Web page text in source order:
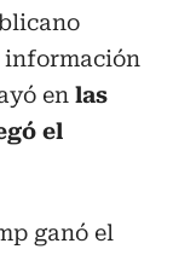
información
en las
el
ganó el